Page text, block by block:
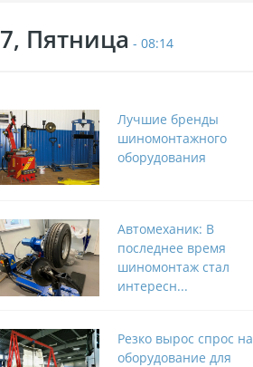
7, Пятница - 08:14
Лучшие бренды
шиномонтажного
оборудования
Автомеханик: В
последнее время
шиномонтаж стал
интересн...
Резко вырос спрос на
оборудование для